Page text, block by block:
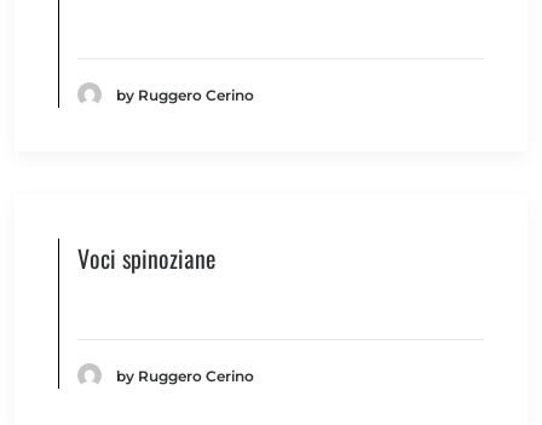
by Ruggero Cerino
Voci spinoziane
by Ruggero Cerino